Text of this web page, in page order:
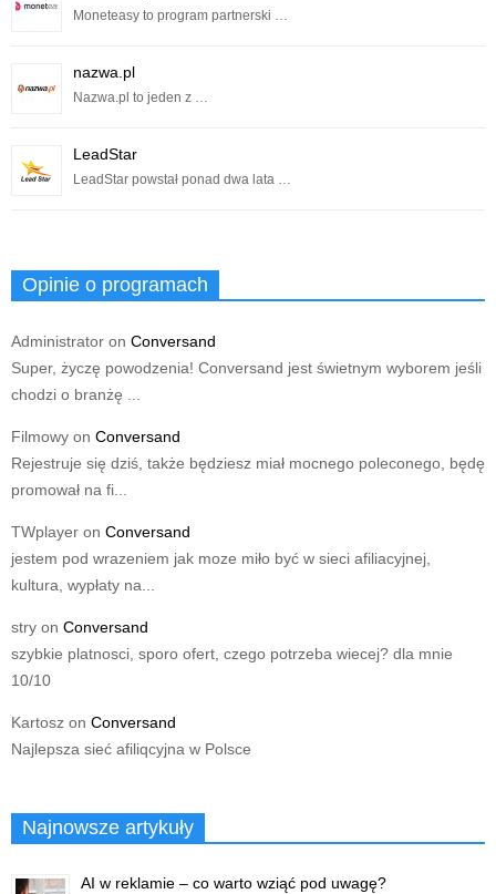
Moneteasy to program partnerski …
nazwa.pl
Nazwa.pl to jeden z …
LeadStar
LeadStar powstał ponad dwa lata …
Opinie o programach
Administrator on Conversand
Super, życzę powodzenia! Conversand jest świetnym wyborem jeśli
chodzi o branżę ...
Filmowy on Conversand
Rejestruje się dziś, także będziesz miał mocnego poleconego, będę
promował na fi...
TWplayer on Conversand
jestem pod wrazeniem jak moze miło być w sieci afiliacyjnej,
kultura, wypłaty na...
stry on Conversand
szybkie platnosci, sporo ofert, czego potrzeba wiecej? dla mnie
10/10
Kartosz on Conversand
Najlepsza sieć afiliqcyjna w Polsce
Najnowsze artykuły
AI w reklamie – co warto wziąć pod uwagę?